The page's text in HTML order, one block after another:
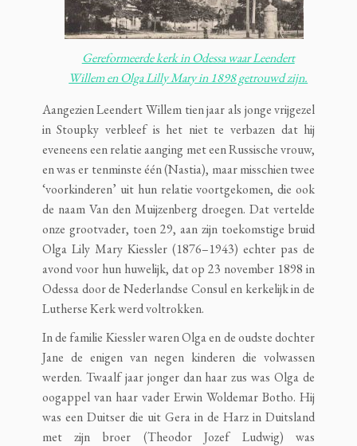
Gereformeerde kerk in Odessa waar Leendert
Willem en Olga Lilly Mary in 1898 getrouwd zijn.
Aangezien Leendert Willem tien jaar als jonge vrijgezel
in Stoupky verbleef is het niet te verbazen dat hij
eveneens een relatie aanging met een Russische vrouw,
en was er tenminste één (Nastia), maar misschien twee
‘voorkinderen’ uit hun relatie voortgekomen, die ook
de naam Van den Muijzenberg droegen. Dat vertelde
onze grootvader, toen 29, aan zijn toekomstige bruid
Olga Lily Mary Kiessler (1876–1943) echter pas de
avond voor hun huwelijk, dat op 23 november 1898 in
Odessa door de Nederlandse Consul en kerkelijk in de
Lutherse Kerk werd voltrokken.
In de familie Kiessler waren Olga en de oudste dochter
Jane de enigen van negen kinderen die volwassen
werden. Twaalf jaar jonger dan haar zus was Olga de
oogappel van haar vader Erwin Woldemar Botho. Hij
was een Duitser die uit Gera in de Harz in Duitsland
met zijn broer (Theodor Jozef Ludwig) was